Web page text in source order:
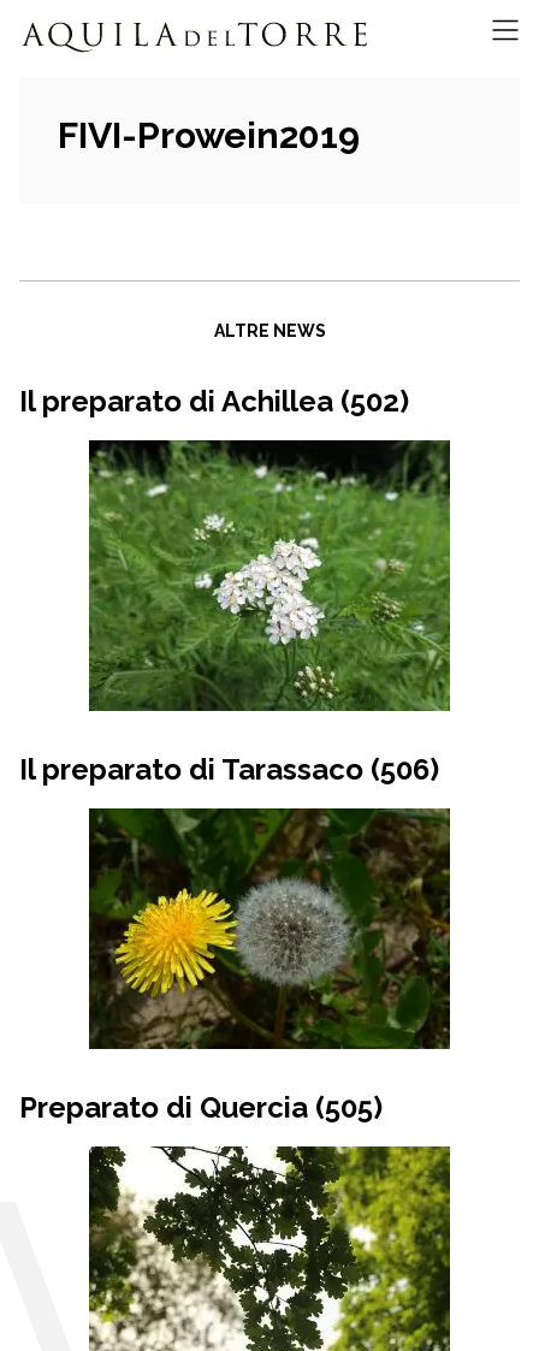
FIVI-Prowein2019
ALTRE NEWS
Il preparato di Achillea (502)
Il preparato di Tarassaco (506)
Preparato di Quercia (505)